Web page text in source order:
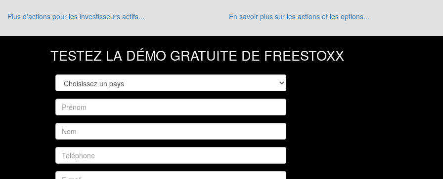
Plus d'actions pour les investisseurs actifs... En savoir plus sur les actions et les options...
TESTEZ LA DÉMO GRATUITE DE FREESTOXX